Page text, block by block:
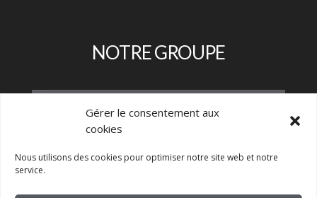
Gérer le consentement aux
cookies
Nous utilisons des cookies pour optimiser notre site web et notre
service.
NOTRE GROUPE